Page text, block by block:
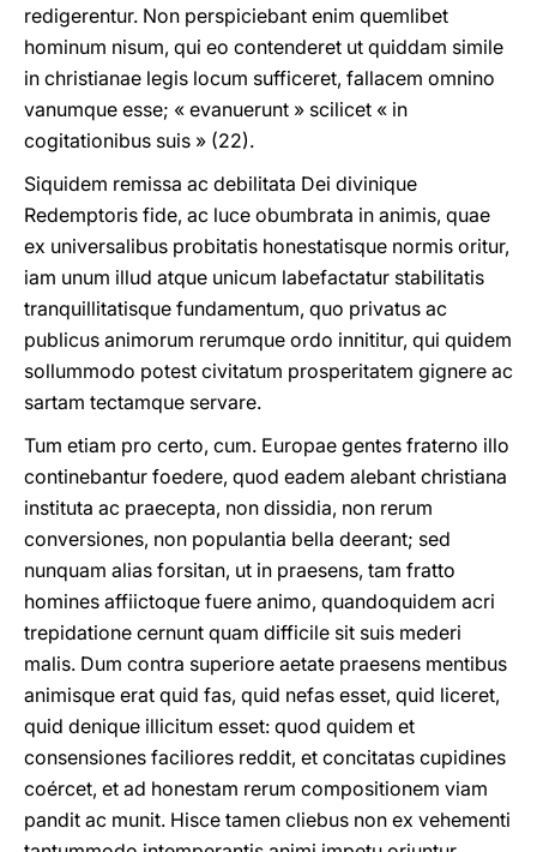
redigerentur. Non perspiciebant enim quemlibet
hominum nisum, qui eo contenderet ut quiddam simile
in christianae legis locum sufficeret, fallacem omnino
vanumque esse; « evanuerunt » scilicet « in
cogitationibus suis » (22).
Siquidem remissa ac debilitata Dei divinique
Redemptoris fide, ac luce obumbrata in animis, quae
ex universalibus probitatis honestatisque normis oritur,
iam unum illud atque unicum labefactatur stabilitatis
tranquillitatisque fundamentum, quo privatus ac
publicus animorum rerumque ordo innititur, qui quidem
sollummodo potest civitatum prosperitatem gignere ac
sartam tectamque servare.
Tum etiam pro certo, cum. Europae gentes fraterno illo
continebantur foedere, quod eadem alebant christiana
instituta ac praecepta, non dissidia, non rerum
conversiones, non populantia bella deerant; sed
nunquam alias forsitan, ut in praesens, tam fratto
homines affiictoque fuere animo, quandoquidem acri
trepidatione cernunt quam difficile sit suis mederi
malis. Dum contra superiore aetate praesens mentibus
animisque erat quid fas, quid nefas esset, quid liceret,
quid denique illicitum esset: quod quidem et
consensiones faciliores reddit, et concitatas cupidines
coércet, et ad honestam rerum compositionem viam
pandit ac munit. Hisce tamen cliebus non ex vehementi